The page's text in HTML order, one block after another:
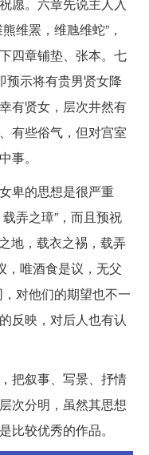
维罴，维虺维蛇”，
四章铺垫、张本。七
预示将有贵男贤女降
有贤女，层次井然有
有些俗气，但对宫室
事。
卑的思想是很严重
弄之璋”，而且预祝
地，载衣之裼，载弄
，唯酒食是议，无父
对他们的期望也不一
反映，对后人也有认
把叙事、写景、抒情
次分明，虽然其思想
比较优秀的作品。